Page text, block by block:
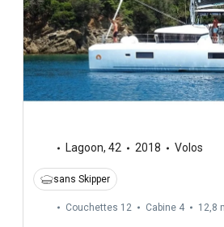
Lagoon, 42 2018 Volos
sans Skipper
Couchettes 12 Cabine 4 12,8